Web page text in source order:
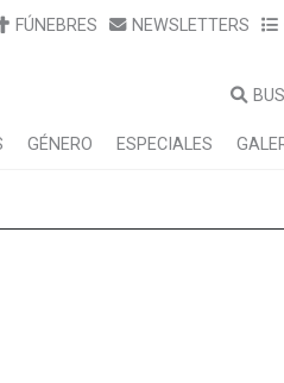
FÚNEBRES NEWSLETTERS
GÉNERO ESPECIALES